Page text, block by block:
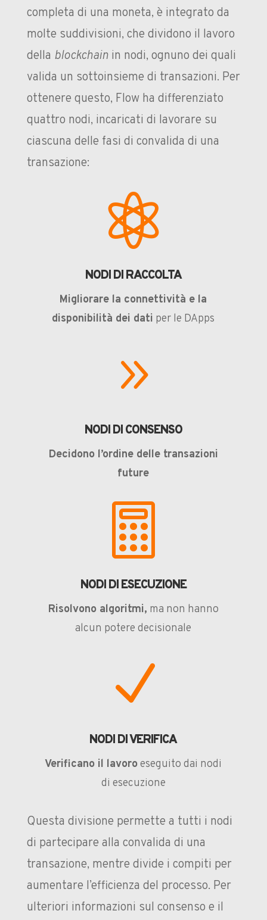
completa di una moneta, è integrato da
molte suddivisioni, che dividono il lavoro
della blockchainin nodi, ognuno dei quali
valida un sottoinsieme di transazioni. Per
ottenere questo, Flow ha differenziato
quattro nodi, incaricati di lavorare su
ciascuna delle fasi di convalida di una
transazione:

NODI DI RACCOLTA
Migliorare la connettività e la
disponibilità dei dati per le DApps
9
NODI DI CONSENSO
Decidono l’ordine delle transazioni
future

NODI DI ESECUZIONE
Risolvono algoritmi, ma non hanno
alcun potere decisionale
N
NODI DI VERIFICA
Verificano il lavoroeseguito dai nodi
di esecuzione
Questa divisione permette a tutti i nodi
di partecipare alla convalida di una
transazione, mentre divide i compiti per
aumentare l’efficienza del processo. Per
ulteriori informazioni sul consenso e il